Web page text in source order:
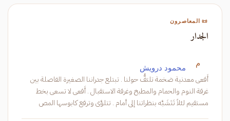
📜 المعاصرون
الجدار
م محمود درويش
أَفعى معدنية ضخمة تلتفُّ حولنا . تبتلع جدراننا الصغيرة الفاصلة بين
غرفة النوم والحمام والمطبخ وغرفة الاستقبال . أَفعى لا تسعى بخط
مستقيم لئلاً تَتَشَبَّه بنظراتنا إلى أمام . تتلوَّى وترفع كابوسها المص